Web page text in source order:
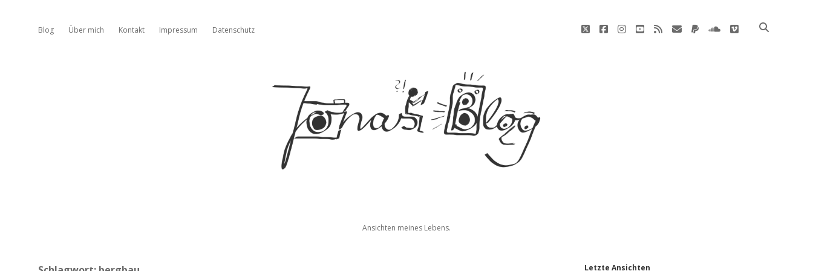
Blog Über mich Kontakt Impressum Datenschutz twitterfacebookinstagram
youtube
rss E-
paypalsoundcloud
vimeo
Jonas'
Ansichten meines Lebens.
Letzte Ansichten